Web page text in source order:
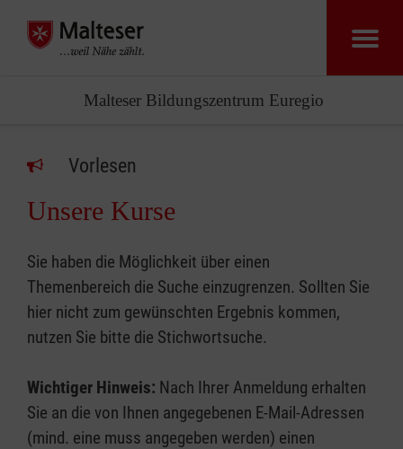
Malteser Bildungszentrum Euregio
Vorlesen
Unsere Kurse
Sie haben die Möglichkeit über einen
Themenbereich die Suche einzugrenzen. Sollten Sie
hier nicht zum gewünschten Ergebnis kommen,
nutzen Sie bitte die Stichwortsuche.
Wichtiger Hinweis: Nach Ihrer Anmeldung erhalten
Sie an die von Ihnen angegebenen E-Mail-Adressen
(mind. eine muss angegeben werden) einen